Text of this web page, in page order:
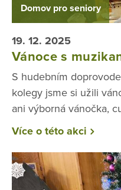
Domov pro seniory
19. 12. 2025
Vánoce s
S hudebním
kolegy jsme si užili
ani výborná vánočka,
Více o této akci